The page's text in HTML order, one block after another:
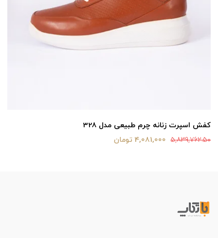
کفش اسپرت زنانه چرم طبیعی مدل 328
5,839,762.50 4,081,000 تومان